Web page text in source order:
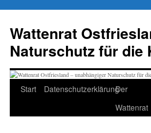
springen
Wattenrat
Naturschutz für die
Start DatenschutzerklärungDer
Wattenrat